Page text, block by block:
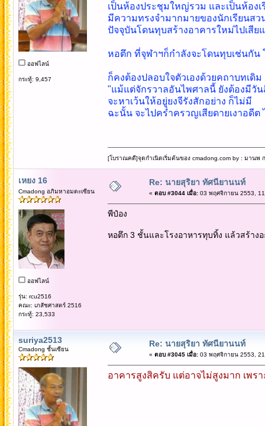
ออฟไลน์
กระทู้: 9,457
เป็นห้องประชุมใหญ่รวม และเป็นห้อง
มีความทรงจำมากมายของนักเรียนส
ปัจจุบันโดนทุบสร้างอาคารใหม่ไปเสีย
หอตึก ที่จุฬาฯก็กำลังจะโดนทุบเช่นกัน
ก็คงต้องปลอบใจตัวเองด้วยคถาบทเดิ
"แม้แต่จักรวาลอันไพศาลนี้ ยังต้องมีวั
จะหาเว้นให้อยู่ยงจีรังสักอย่าง ก็ไม่มี
ฉะนั้น จะไปคร่ำครวญเสียดายเงาอดีต
[โบราณคดี]จุดกำเนิดเริ่มต้นของ cmadong.com by : มานพ
เหยง 16
Cmadong อภิมหาอมตะเซียน
ออฟไลน์
รุ่น: rcu2516
คณะ: เภสัชศาสตร์ 2516
กระทู้: 23,533
Re: นายสุริยา ทัศนียานนท์
« ตอบ #3044 เมื่อ:03 พฤศจิกายน 2553,
พีป๋อง
หอตึก 3 ชั้นและโรงอาหารทุบทิ้ง แล้วสร้าง
suriya2513
Cmadong ชั้นเซียน
Re: นายสุริยา ทัศนียานนท์
« ตอบ #3045 เมื่อ:03 พฤศจิกายน 2553,
อาคารสูงสิครับ แต่อาจไม่สูงมาก เพร